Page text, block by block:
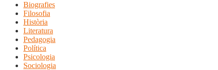
Biografies
Filosofia
Història
Literatura
Pedagogia
Política
Psicologia
Sociologia